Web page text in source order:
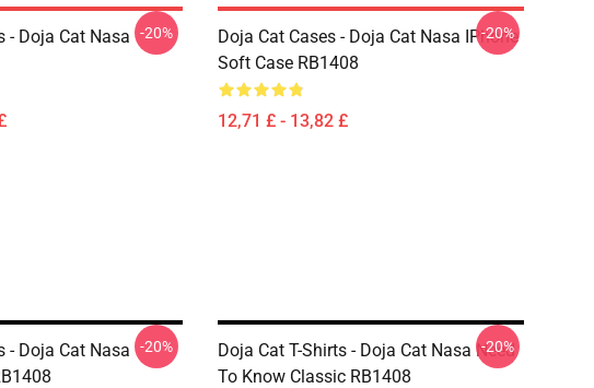
- Doja Cat Nasa
-20%
Doja Cat Cases - Doja Cat Nasa IPhone
Soft Case RB1408
12,71 £ - 13,82 £
-20%
- Doja Cat Nasa
-20%
Doja Cat T-Shirts - Doja Cat Nasa Need
To Know Classic RB1408
-20%